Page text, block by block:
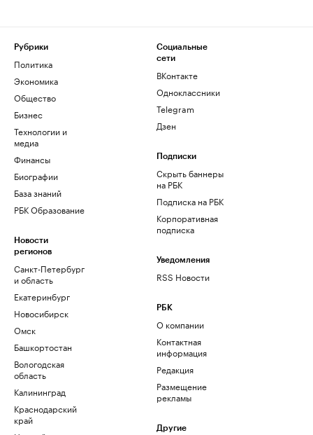
Рубрики
Политика
Экономика
Общество
Бизнес
Технологии и
медиа
Финансы
Биографии
База знаний
РБК Образование
Новости
регионов
Санкт-Петербург
и область
Екатеринбург
Новосибирск
Омск
Башкортостан
Вологодская
область
Калининград
Краснодарский
край
Социальные
сети
ВКонтакте
Одноклассники
Telegram
Дзен
Подписки
Скрыть баннеры
на РБК
Подписка на РБК
Корпоративная
подписка
Уведомления
RSS Новости
РБК
О компании
Контактная
информация
Редакция
Размещение
рекламы
Другие